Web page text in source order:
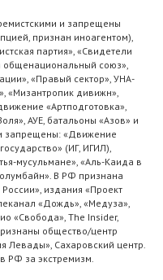
и запрещены
признан иноагентом),
партия», «Свидетели
общенациональный союз»,
«Правый сектор», УНА-
«Мизантропик дивижн»,
«Артподготовка»,
АУЕ, батальоны «Азов» и
запрещены: «Движение
(ИГ, ИГИЛ),
мусульмане», «Аль-Каида в
В РФ признана
издания «Проект
«Дождь», «Медуза»,
«Свобода», The Insider,
общество/центр
Левады», Сахаровский центр.
РФ за экстремизм.